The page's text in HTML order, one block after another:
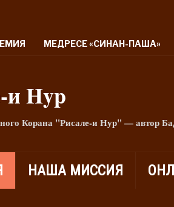
МЕДРЕСЕ «СИНАН-ПАША»
и Hyp
Корана "Рисале-и Нур" — автор
НАША МИССИЯ